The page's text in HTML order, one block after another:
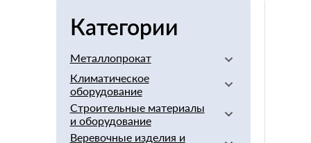
Категории
Металлопрокат
Алюминиевый
Баббит
Бериллий
Бронзовый
Климатическое
оборудование
Вентиляторы
Вентиляционное
оборудование
Строительные материалы
и оборудование
Арматура стеклопластиковая
Веревочные изделия и